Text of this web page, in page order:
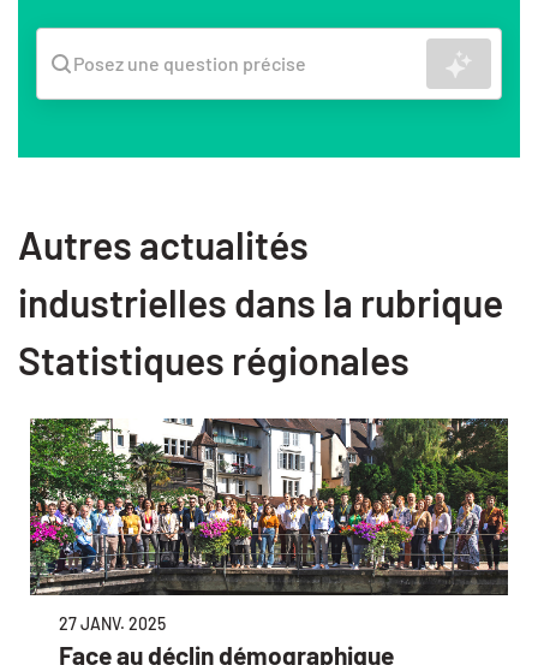
Posez une question précise
Autres actualités
industrielles dans la rubrique
Statistiques régionales
27 JANV. 2025
Face au déclin démographique